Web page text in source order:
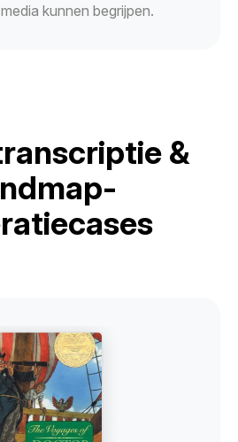
kunnen begrijpen.
&